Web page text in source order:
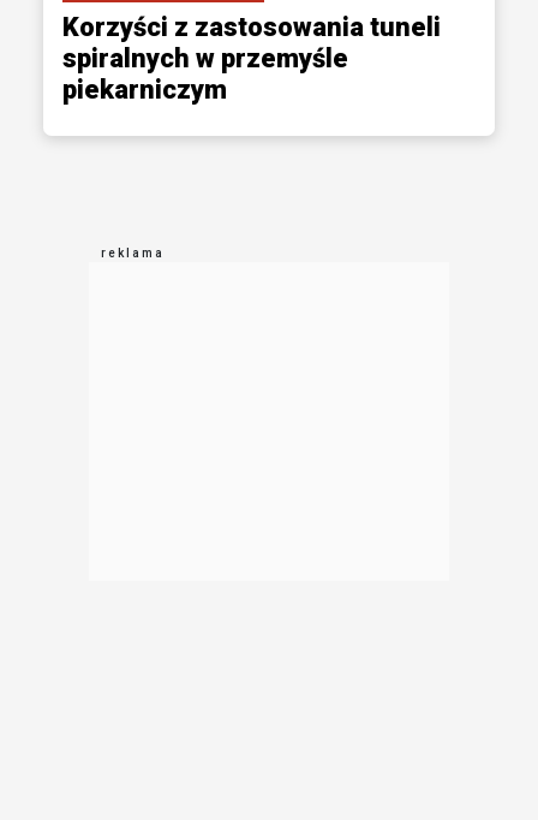
Korzyści z zastosowania tuneli
spiralnych w przemyśle
piekarniczym